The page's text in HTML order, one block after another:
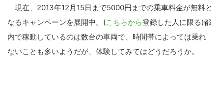
現在、2013年12月15日まで5000円までの乗車料金が無料と
なるキャンペーンを展開中。(こちらから登録した人に限る)都
内で稼動しているのは数台の車両で、時間帯によっては乗れ
ないことも多いようだが、体験してみてはどうだろうか。